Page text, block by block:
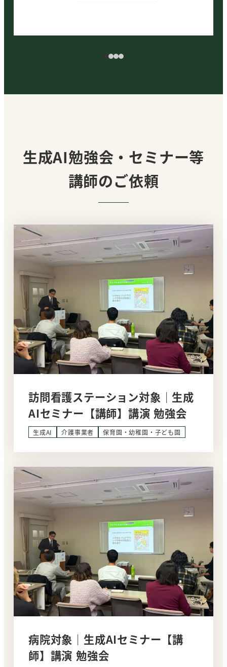
生成AI勉強会・セミナー等
講師のご依頼
訪問看護ステーション対象｜生成
AIセミナー【講師】講演 勉強会
生成AI 介護事業者 保育園・幼稚園・子ども園
病院対象｜生成AIセミナー【講
師】講演 勉強会